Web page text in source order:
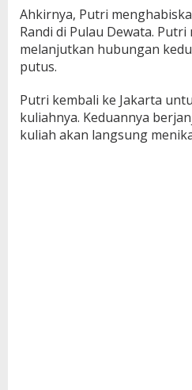
Ahkirnya, Putri
Randi di Pulau Dewata.
melanjutkan hubungan
putus.
Putri kembali ke Jakarta
kuliahnya. Keduannya
kuliah akan langsung